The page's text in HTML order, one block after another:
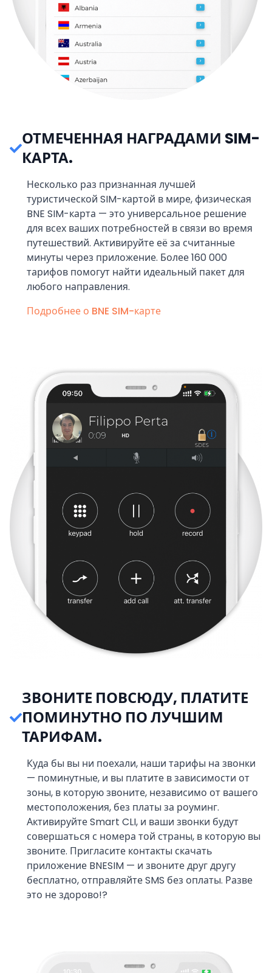
ОТМЕЧЕННАЯ НАГРАДАМИ SIM-
КАРТА.
Несколько раз признанная лучшей
туристической SIM-картой в мире, физическая
BNE SIM-карта — это универсальное решение
для всех ваших потребностей в связи во время
путешествий. Активируйте её за считанные
минуты через приложение. Более 160 000
тарифов помогут найти идеальный пакет для
любого направления.
Подробнее о BNE SIM-карте
ЗВОНИТЕ ПОВСЮДУ, ПЛАТИТЕ
ПОМИНУТНО ПО ЛУЧШИМ
ТАРИФАМ.
Куда бы вы ни поехали, наши тарифы на звонки
— поминутные, и вы платите в зависимости от
зоны, в которую звоните, независимо от вашего
местоположения, без платы за роуминг.
Активируйте Smart CLI, и ваши звонки будут
совершаться с номера той страны, в которую вы
звоните. Пригласите контакты скачать
приложение BNESIM — и звоните друг другу
бесплатно, отправляйте SMS без оплаты. Разве
это не здорово!?